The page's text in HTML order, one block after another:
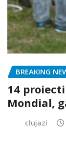
BREAKING
14
Mondial,
clujazi